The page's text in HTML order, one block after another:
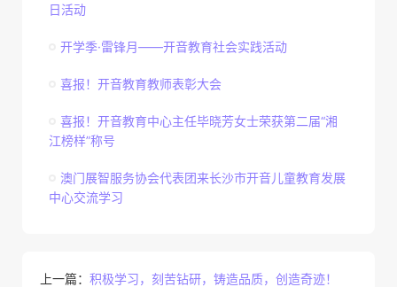
日活动
开学季·雷锋月——开音教育社会实践活动
喜报！开音教育教师表彰大会
喜报！开音教育中心主任毕晓芳女士荣获第二届“湘
江榜样”称号
澳门展智服务协会代表团来长沙市开音儿童教育发展
中心交流学习
上一篇： 积极学习，刻苦钻研，铸造品质，创造奇迹！